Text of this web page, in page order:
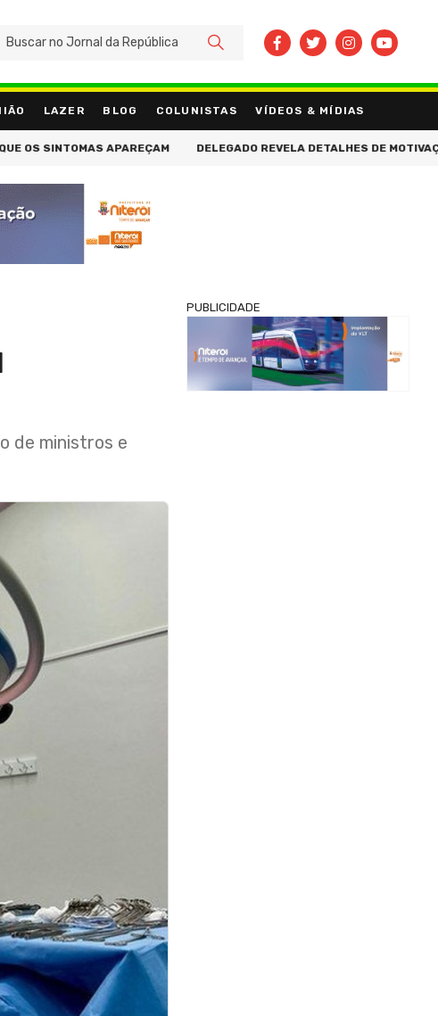
LAZER BLOG COLUNISTAS VÍDEOS & MÍDIAS
APAREÇAM DELEGADO REVELA DETALHES DE MOTIVAÇÃO
BUSCAR
de ministros e
PUBLICIDADE